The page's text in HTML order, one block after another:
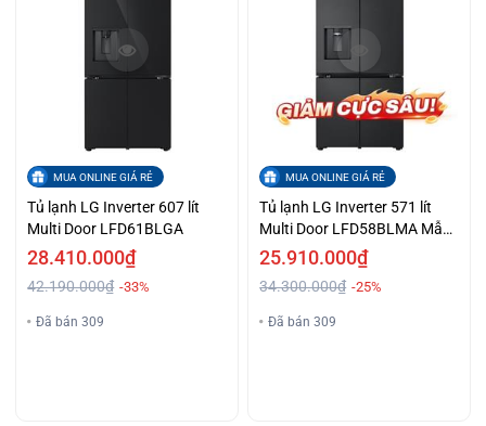
MUA ONLINE GIÁ RẺ
Tủ lạnh LG Inverter 607 lít
Multi Door LFD61BLGA
28.410.000₫
42.190.000₫ -33%
Đã bán 309
MUA ONLINE GIÁ RẺ
Tủ lạnh LG Inverter 571 lít
Multi Door LFD58BLMA Mẫu
mới
25.910.000₫
34.300.000₫ -25%
Đã bán 309